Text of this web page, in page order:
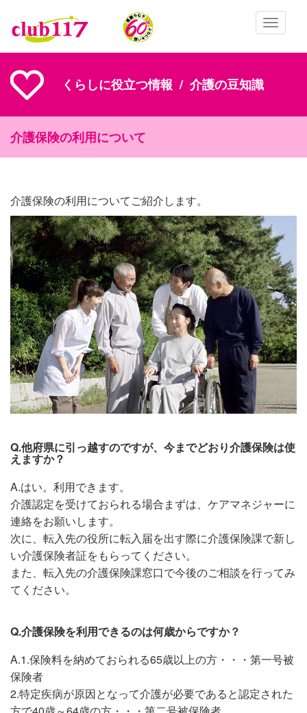
Toggle
くらしに役立つ情報 介護の豆知識
介護保険の利用について
介護保険の利用についてご紹介します。
Q.他府県に引っ越すのですが、今までどおり介護保険は使
えますか？
A.はい。利用できます。
介護認定を受けておられる場合まずは、ケアマネジャーに
連絡をお願いします。
次に、転入先の役所に転入届を出す際に介護保険課で新し
い介護保険者証をもらってください。
また、転入先の介護保険課窓口で今後のご相談を行ってみ
てください。
Q.介護保険を利用できるのは何歳からですか？
A.1.保険料を納めておられる65歳以上の方・・・第一号被
保険者
2.特定疾病が原因となって介護が必要であると認定された